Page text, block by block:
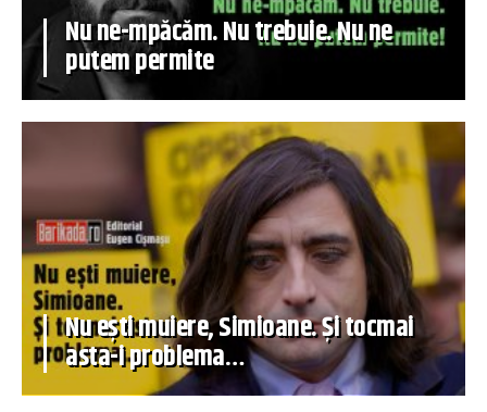
Nu ne-mpăcăm. Nu trebuie. Nu ne
putem permite
Nu ești muiere, Simioane. Și tocmai
asta-i problema…